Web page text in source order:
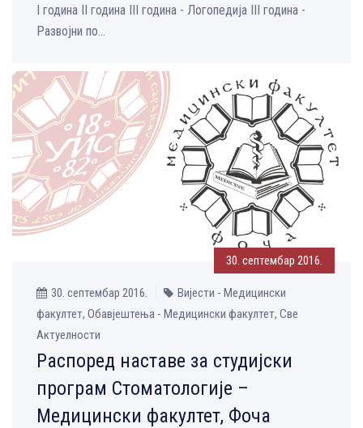
I година II година III година - Логопедија III година -
Развојни по...
30. септембар 2016.
30. септембар 2016.
Вијести - Медицински
факултет, Обавјештења - Медицински факултет, Све
Aктуелности
Распоред наставе за студијски
програм Стоматологије –
Медицински факултет, Фоча